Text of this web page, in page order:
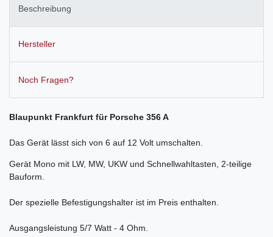
Beschreibung
Hersteller
Noch Fragen?
Blaupunkt Frankfurt für Porsche 356 A
Das Gerät lässt sich von 6 auf 12 Volt umschalten.
Gerät Mono mit LW, MW, UKW und Schnellwahltasten, 2-teilige
Bauform.
Der spezielle Befestigungshalter ist im Preis enthalten.
Ausgangsleistung 5/7 Watt - 4 Ohm.